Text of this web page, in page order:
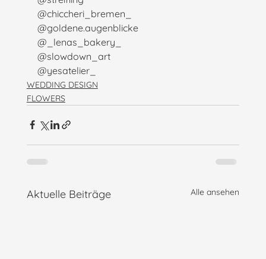
@chiccheri_bremen_
@goldene.augenblicke
@_lenas_bakery_
@slowdown_art
@yesatelier_
WEDDING DESIGN
FLOWERS
Aktuelle Beiträge Alle ansehen